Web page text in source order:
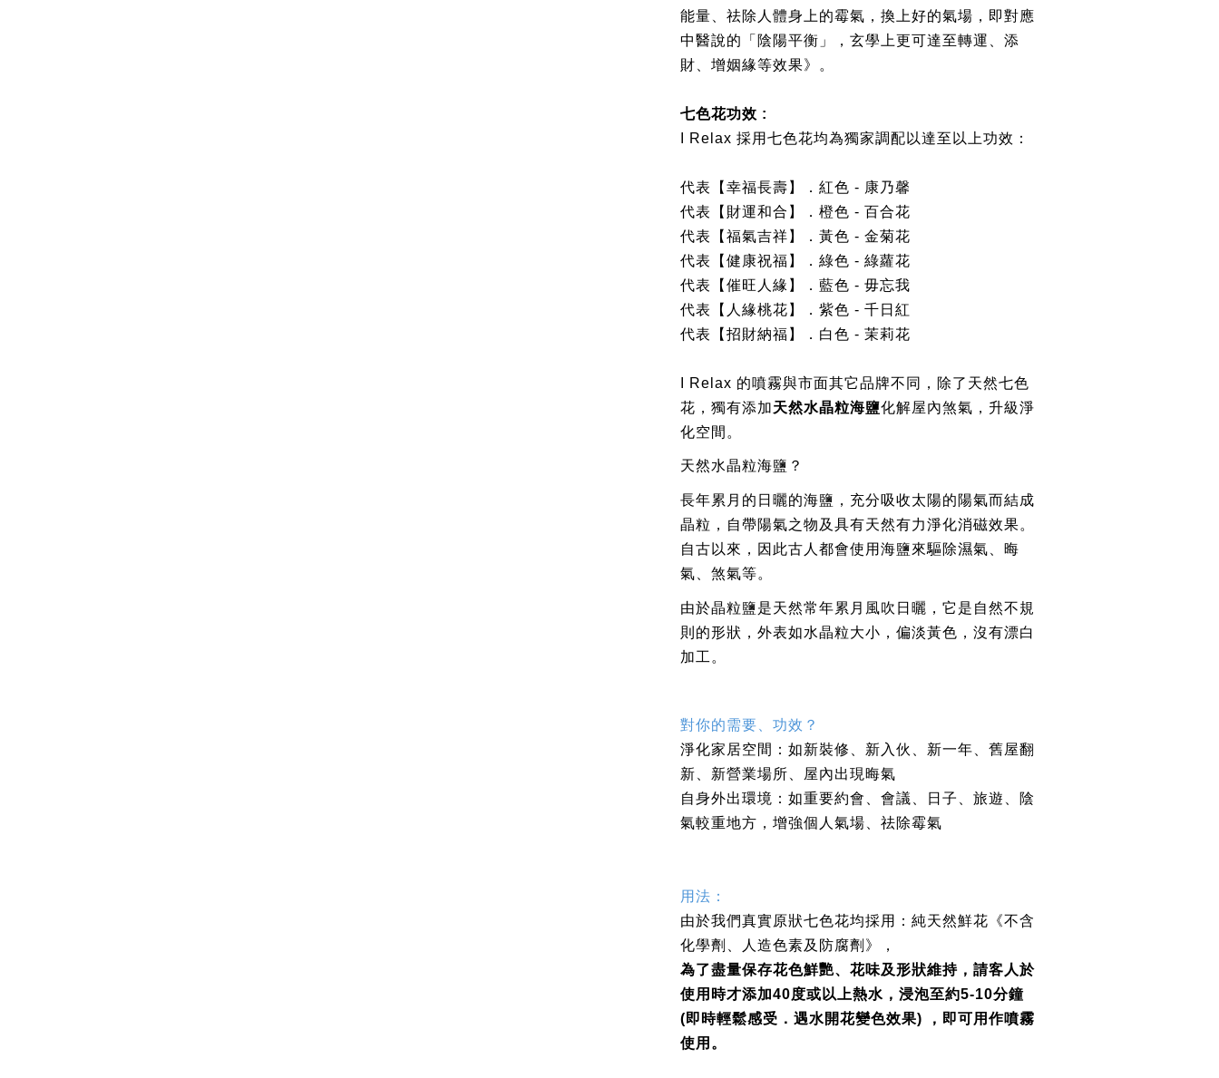
能量、祛除人體身上的霉氣，換上好的氣場，即對應
中醫說的「陰陽平衡」，玄學上更可達至轉運、添
財、增姻緣等效果》。
七色花功效 :
I Relax 採用七色花均為獨家調配以達至以上功效：
代表【幸福長壽】．紅色 - 康乃馨
代表【財運和合】．橙色 - 百合花
代表【福氣吉祥】．黃色 - 金菊花
代表【健康祝福】．綠色 - 綠蘿花
代表【催旺人緣】．藍色 - 毋忘我
代表【人緣桃花】．紫色 - 千日紅
代表【招財納福】．白色 - 茉莉花
I Relax 的噴霧與市面其它品牌不同，除了 天然七色
花 ，獨有添加天然水晶粒海鹽化解屋內煞氣， 升級淨
化空間。
天然水晶粒海鹽 ？
長年累月的日曬的海鹽 ，充分吸收太陽的陽氣而結成
晶粒，自帶陽氣之物及具有天然有力淨化消磁效果。
自古以來，因此古人都會使用海鹽來驅除濕氣、晦
氣、 煞氣等。
由於晶粒鹽是天然常年累月風吹日曬， 它是 自然不規
則 的形狀 ，外表如水晶粒大小，偏淡黃色 ，沒有漂白
加工。
對你的需要、功效？
淨化家居空間：如新裝修、新入伙、新一年、舊屋翻
新、新營業場所、屋內出現晦氣
自身外出環境：如重要約會、會議、日子、旅遊、陰
氣較重地方，增強個人氣場、祛除霉氣
用法：
由於我們真實原狀七色花均採用：純天然鮮花《不含
化學劑、人造色素及防腐劑》
，
為了盡量保存花色鮮艷、花味及形狀維持，請客人於
使用時才添加40度或以上熱水，浸泡至約5-10分鐘
(即時輕鬆感受．遇水開花變色效果) ，即可用作噴霧
使用。